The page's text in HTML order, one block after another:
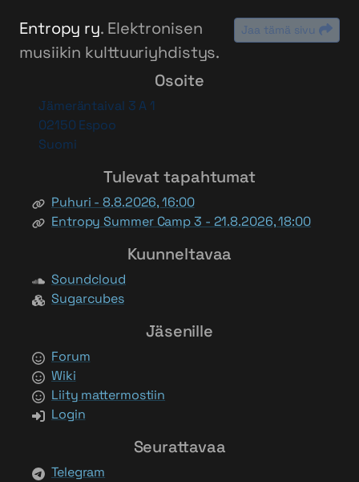
Jaa tämä sivu
Entropy ry. Elektronisen
musiikin kulttuuriyhdistys.
Osoite
Jämeräntaival 3 A 1
02150 Espoo
Suomi
Tulevat tapahtumat
Puhuri - 8.8.2026, 16:00
Entropy Summer Camp 3 - 21.8.2026, 18:00
Kuunneltavaa
Soundcloud
Sugarcubes
Jäsenille
Forum
Wiki
Liity mattermostiin
Login
Seurattavaa
Telegram